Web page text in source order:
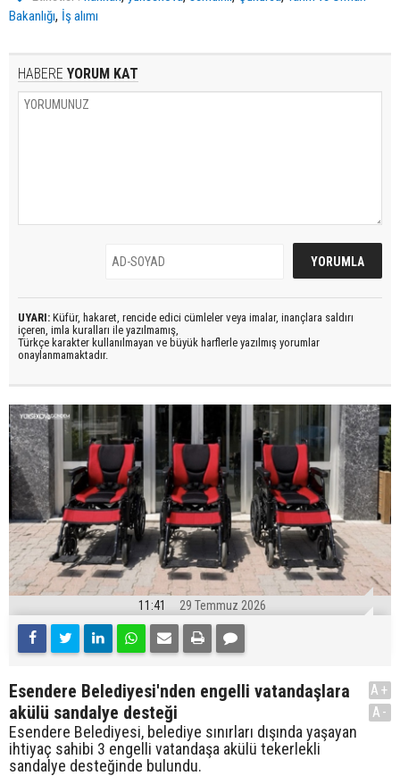
Bakanlığı, İş alımı
HABERE YORUM KAT
UYARI: Küfür, hakaret, rencide edici cümleler veya imalar, inançlara saldırı
içeren, imla kuralları ile yazılmamış,
Türkçe karakter kullanılmayan ve büyük harflerle yazılmış yorumlar
onaylanmamaktadır.
11:41 29 Temmuz 2026
Esendere Belediyesi'nden engelli vatandaşlara
akülü sandalye desteği
Esendere Belediyesi, belediye sınırları dışında yaşayan
ihtiyaç sahibi 3 engelli vatandaşa akülü tekerlekli
sandalye desteğinde bulundu.
A+
A-